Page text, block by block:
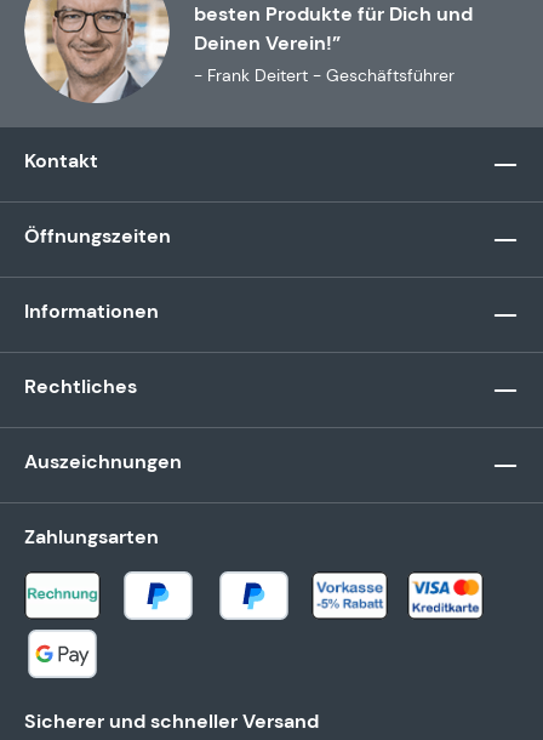
besten Produkte für Dich und
Deinen Verein!”
- Frank Deitert - Geschäftsführer
Kontakt
Öffnungszeiten
Informationen
Rechtliches
Auszeichnungen
Zahlungsarten
Sicherer und schneller Versand